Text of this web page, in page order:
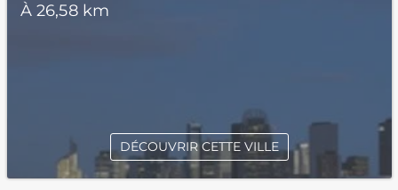
À 26,58 km
DÉCOUVRIR CETTE VILLE